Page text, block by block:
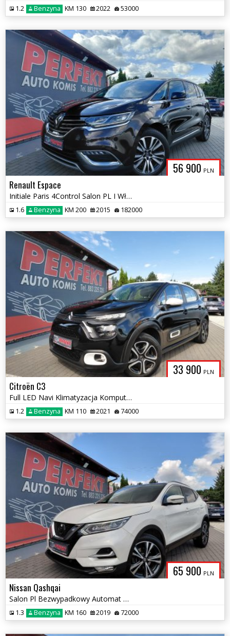
1.2 Benzyna KM 130 2022 53000
56 900 PLN
Renault Espace
Initiale Paris 4Control Salon PL I Właściciel Serwis Bezwypadek
1.6 Benzyna KM 200 2015 182000
33 900 PLN
Citroën C3
Full LED Navi Klimatyzacja Komputer Tempomat
1.2 Benzyna KM 110 2021 74000
65 900 PLN
Nissan Qashqai
Salon Pl Bezwypadkowy Automat Navi Kamera Sensor Elektryka 2xPDC Alu
1.3 Benzyna KM 160 2019 72000